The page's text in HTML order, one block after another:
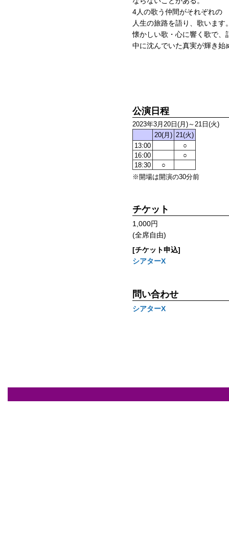
4人の歌う仲間がそれぞれの
人生の旅路を語り、歌います
懐かしい歌・心に響く歌で、
中に沈んでいた真実が輝き始
公演日程
2023年3月20日(月)～21日(火)
20(月) 21(火)
13:00
○
16:00
○
18:30
○
※開場は開演の30分前
チケット
1,000円
(全席自由)
[チケット申込]
シアターΧ
問い合わせ
シアターΧ